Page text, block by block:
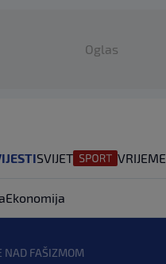
Oglas
SVIJET VRIJEME
Ekonomija
NAD FAŠIZMOM